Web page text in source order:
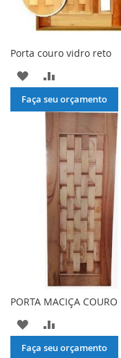
Porta couro vidro reto
ADICIONAR
À
LISTA
DESEJOS
PARA
Faça seu orçamento
PORTA MACIÇA COURO
ADICIONAR
À
PARA
Faça seu orçamento